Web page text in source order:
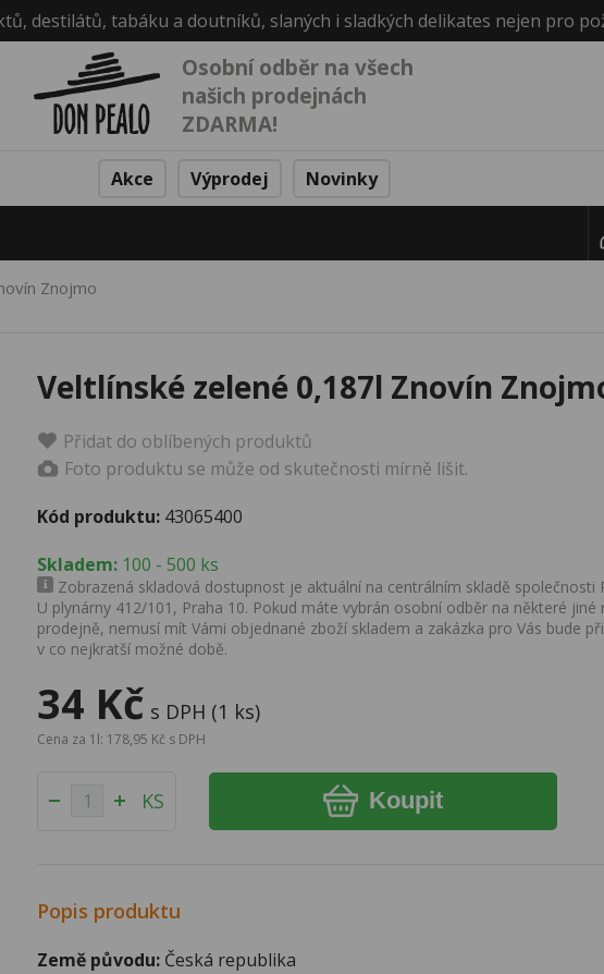
destilátů, tabáku a doutníků, slaných i sladkých delikates nejen pro
Osobní odběr na všech
našich prodejnách
ZDARMA!
Akce Výprodej Novinky
Znojmo
Veltlínské zelené 0,187l Znovín
Přidat do oblíbených produktů
Foto produktu se může od skutečnosti mírně lišit.
Kód produktu: 43065400
Skladem: 100 - 500 ks
Zobrazená skladová dostupnost je aktuální na centrálním skladě společnosti
U plynárny 412/101, Praha 10. Pokud máte vybrán osobní odběr na některé jiné
prodejně, nemusí mít Vámi objednané zboží skladem a zakázka pro Vás bude
v co nejkratší možné době.
34 Kč s DPH (1 ks)
Cena za 1l: 178,95 Kč s DPH
KS Koupit
Popis produktu
Země původu: Česká republika